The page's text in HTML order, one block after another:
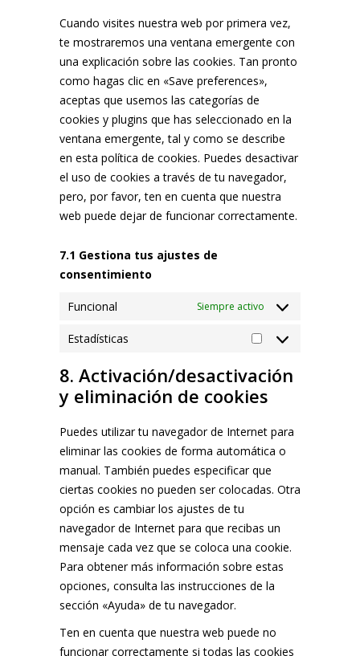
Cuando visites nuestra web por primera vez,
te mostraremos una ventana emergente con
una explicación sobre las cookies. Tan pronto
como hagas clic en «Save preferences»,
aceptas que usemos las categorías de
cookies y plugins que has seleccionado en la
ventana emergente, tal y como se describe
en esta política de cookies. Puedes desactivar
el uso de cookies a través de tu navegador,
pero, por favor, ten en cuenta que nuestra
web puede dejar de funcionar correctamente.
7.1 Gestiona tus ajustes de
consentimiento
Funcional Siempre activo
Estadísticas
Estadísticas
8. Activación/desactivación
y eliminación de cookies
Puedes utilizar tu navegador de Internet para
eliminar las cookies de forma automática o
manual. También puedes especificar que
ciertas cookies no pueden ser colocadas. Otra
opción es cambiar los ajustes de tu
navegador de Internet para que recibas un
mensaje cada vez que se coloca una cookie.
Para obtener más información sobre estas
opciones, consulta las instrucciones de la
sección «Ayuda» de tu navegador.
Ten en cuenta que nuestra web puede no
funcionar correctamente si todas las cookies